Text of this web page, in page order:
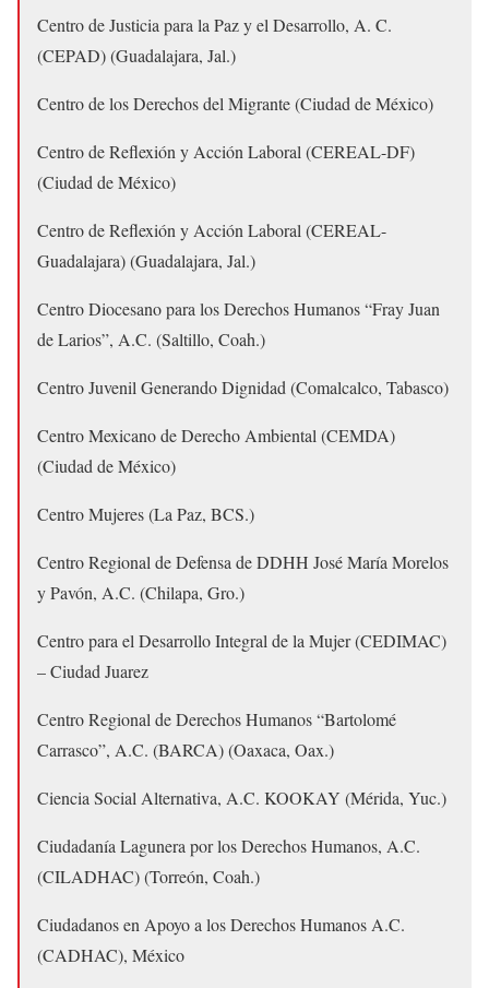
Centro de Justicia para la Paz y el Desarrollo, A. C.
(CEPAD) (Guadalajara, Jal.)
Centro de los Derechos del Migrante (Ciudad de México)
Centro de Reflexión y Acción Laboral (CEREAL-DF)
(Ciudad de México)
Centro de Reflexión y Acción Laboral (CEREAL-
Guadalajara) (Guadalajara, Jal.)
Centro Diocesano para los Derechos Humanos “Fray Juan
de Larios”, A.C. (Saltillo, Coah.)
Centro Juvenil Generando Dignidad (Comalcalco, Tabasco)
Centro Mexicano de Derecho Ambiental (CEMDA)
(Ciudad de México)
Centro Mujeres (La Paz, BCS.)
Centro Regional de Defensa de DDHH José María Morelos
y Pavón, A.C. (Chilapa, Gro.)
Centro para el Desarrollo Integral de la Mujer (CEDIMAC)
– Ciudad Juarez
Centro Regional de Derechos Humanos “Bartolomé
Carrasco”, A.C. (BARCA) (Oaxaca, Oax.)
Ciencia Social Alternativa, A.C. KOOKAY (Mérida, Yuc.)
Ciudadanía Lagunera por los Derechos Humanos, A.C.
(CILADHAC) (Torreón, Coah.)
Ciudadanos en Apoyo a los Derechos Humanos A.C.
(CADHAC), México